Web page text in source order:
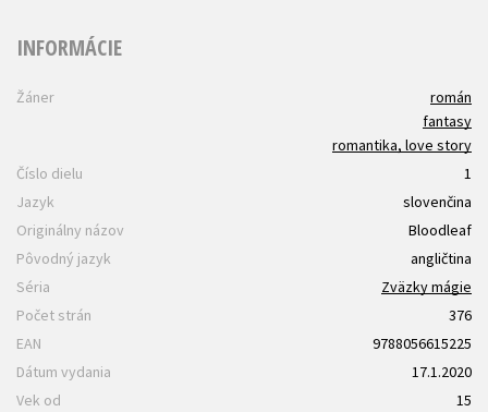
INFORMÁCIE
Žáner
román
fantasy
romantika, love story
Číslo dielu
1
Jazyk
slovenčina
Originálny názov
Bloodleaf
Pôvodný jazyk
angličtina
Séria
Zväzky mágie
Počet strán
376
EAN
9788056615225
Dátum vydania
17.1.2020
Vek od
15